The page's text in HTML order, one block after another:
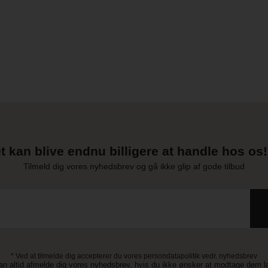
kan blive endnu billigere at handle hos
Tilmeld dig vores nyhedsbrev og gå ikke glip af gode tilbud
* Ved at tilmelde dig accepterer du vores persondatapolitik vedr. nyhedsbrev
altid afmelde dig vores nyhedsbrev, hvis du ikke ønsker at modtage dem